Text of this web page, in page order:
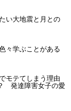
い大地震と月との
々学ぶことがある
モテてしまう理由
発達障害女子の愛